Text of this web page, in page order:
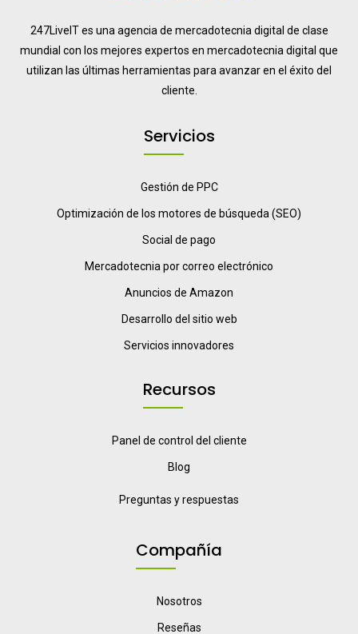
247LiveIT es una agencia de mercadotecnia digital de clase
mundial con los mejores expertos en mercadotecnia digital que
utilizan las últimas herramientas para avanzar en el éxito del
cliente.
Servicios
Gestión de PPC
Optimización de los motores de búsqueda (SEO)
Social de pago
Mercadotecnia por correo electrónico
Anuncios de Amazon
Desarrollo del sitio web
Servicios innovadores
Recursos
Panel de control del cliente
Blog
Preguntas y respuestas
Compañía
Nosotros
Reseñas